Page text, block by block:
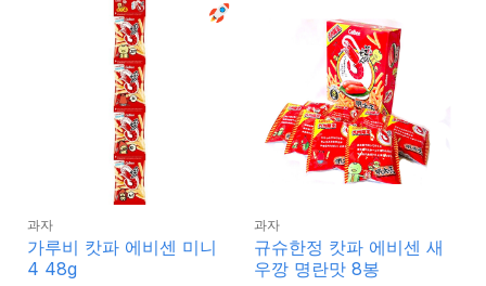
과자
가루비 캇파 에비센 미니
4 48g
과자
규슈한정 캇파 에비센 새
우깡 명란맛 8봉